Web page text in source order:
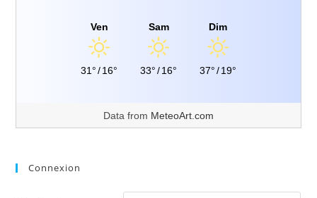
Ven
31°/16°
Sam
33°/16°
Dim
37°/19°
Data from MeteoArt.com
Connexion